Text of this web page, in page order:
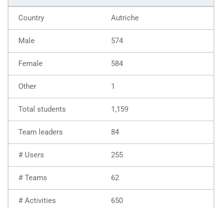
Autriche
574
584
1
1,159
84
255
62
650